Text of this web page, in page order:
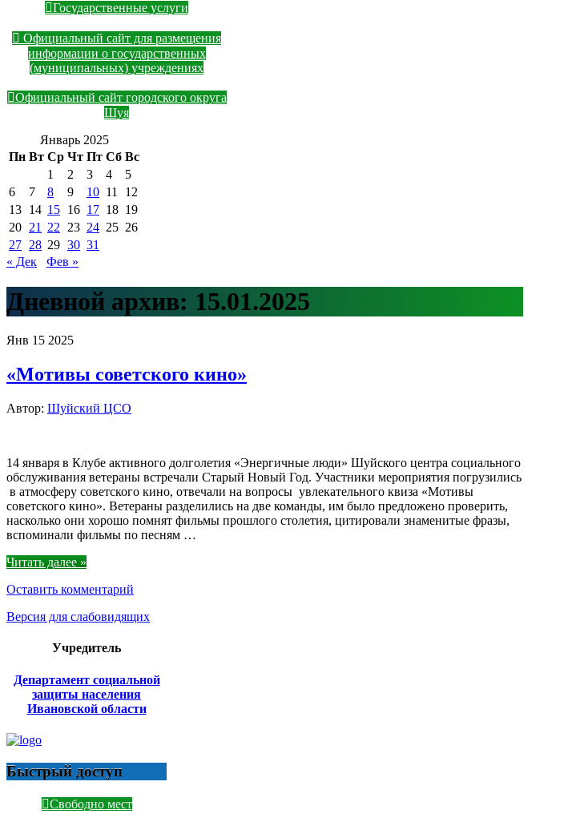
Государственные услуги
Официальный сайт для размещения
информации о государственных
(муниципальных) учреждениях
Официальный сайт городского округа
Шуя
Январь 2025
Пн Вт Ср Чт Пт Сб Вс
1
2 3 4
5
6
7 8 9 10 11
12
13 14 15 16 17 18 19
20 21 22 23 24 25 26
27 28 29 30 31
« Дек
Фев »
Дневной архив: 15.01.2025
Янв 15 2025
«Мотивы советского кино»
Автор: Шуйский ЦСО
14 января в Клубе активного долголетия «Энергичные люди» Шуйского центра социального
обслуживания ветераны встречали Старый Новый Год. Участники мероприятия погрузились
в атмосферу советского кино, отвечали на вопросы увлекательного квиза «Мотивы
советского кино». Ветераны разделились на две команды, им было предложено проверить,
насколько они хорошо помнят фильмы прошлого столетия, цитировали знаменитые фразы,
вспоминали фильмы по песням …
Читать далее »
Оставить комментарий
Версия для слабовидящих
Учредитель
Департамент социальной
защиты населения
Ивановской области
Быстрый доступ
Свободно мест